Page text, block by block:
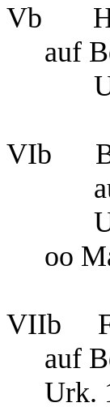
Vb
auf
Urk.
VIb
auf
Urk.
oo
VIIb
auf
Urk.